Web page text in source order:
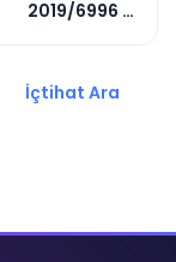
2019/6996 E.
İçtihat Ara